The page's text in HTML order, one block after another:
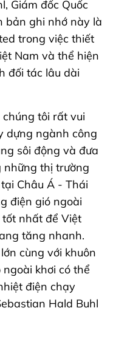
Giám đốc Quốc
bản ghi nhớ này là
trong việc thiết
Nam và thể hiện
đối tác lâu dài
chúng tôi rất vui
dựng ngành công
sôi động và đưa
thị trường
Châu Á - Thái
điện gió ngoài
nhất để Việt
tăng nhanh.
cùng với khuôn
khơi có thể
điện chạy
Hald Buhl